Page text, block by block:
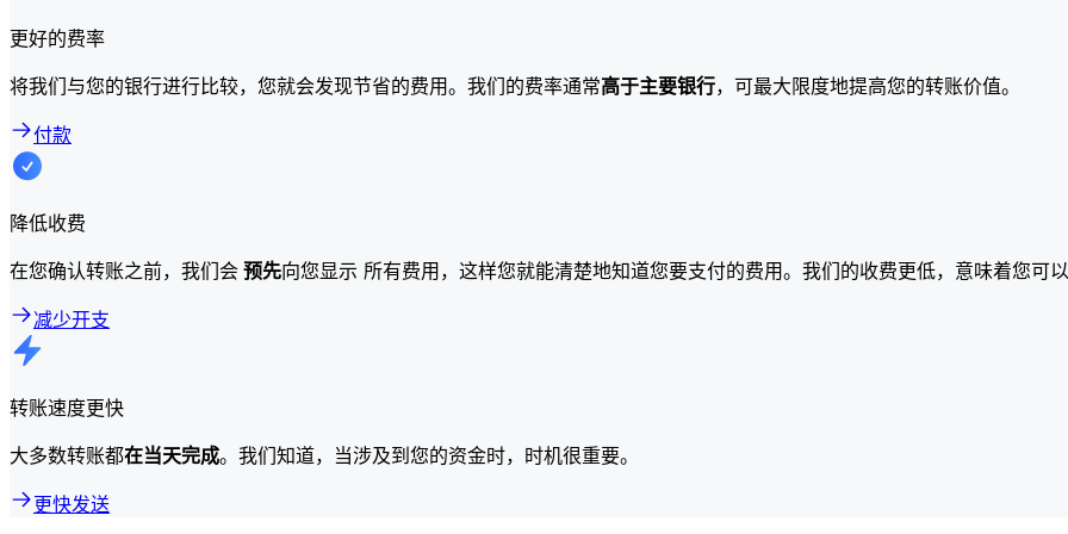
更好的费率
将我们与您的银行进行比较，您就会发现节省的费用。我们的费率通常高于主要银行，可最大限度地提高您的转账价值。
付款
降低收费
在您确认转账之前，我们会 预先向您显示 所有费用，这样您就能清楚地知道您要支付的费用。我们的收费更低，意味着您可以
减少开支
转账速度更快
大多数转账都在当天完成。我们知道，当涉及到您的资金时，时机很重要。
更快发送